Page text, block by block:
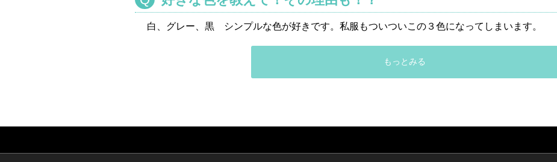
白、グレー、黒 シンプルな色が好きです。私服もついついこの３色になってしまいます。
もっとみる